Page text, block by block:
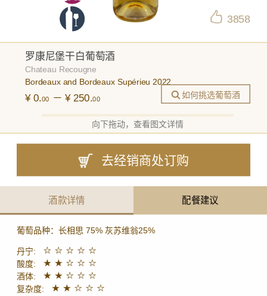
3858
罗康尼堡干白葡萄酒
Chateau Recougne
Bordeaux and Bordeaux Supérieu 2022
¥ 0.00 － ¥ 250.00
向下拖动，查看图文详情
如何挑选葡萄酒
去经销商处订购
酒款详情 配餐建议
葡萄品种： 长相思 75% 灰苏维翁25%
丹宁:
酸度:
酒体:
复杂度: